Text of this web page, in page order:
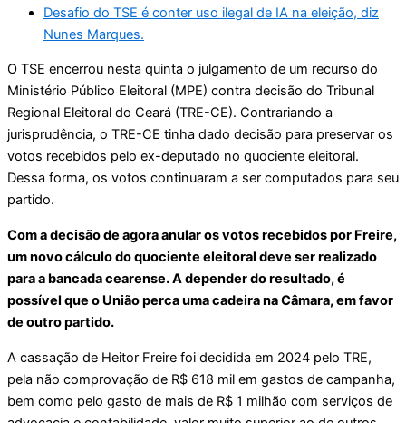
Desafio do TSE é conter uso ilegal de IA na eleição, diz
Nunes Marques.
O TSE encerrou nesta quinta o julgamento de um recurso do
Ministério Público Eleitoral (MPE) contra decisão do Tribunal
Regional Eleitoral do Ceará (TRE-CE). Contrariando a
jurisprudência, o TRE-CE tinha dado decisão para preservar os
votos recebidos pelo ex-deputado no quociente eleitoral.
Dessa forma, os votos continuaram a ser computados para seu
partido.
Com a decisão de agora anular os votos recebidos por Freire,
um novo cálculo do quociente eleitoral deve ser realizado
para a bancada cearense. A depender do resultado, é
possível que o União perca uma cadeira na Câmara, em favor
de outro partido.
A cassação de Heitor Freire foi decidida em 2024 pelo TRE,
pela não comprovação de R$ 618 mil em gastos de campanha,
bem como pelo gasto de mais de R$ 1 milhão com serviços de